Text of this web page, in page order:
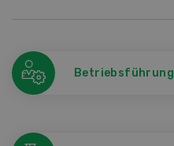
Betriebsführung